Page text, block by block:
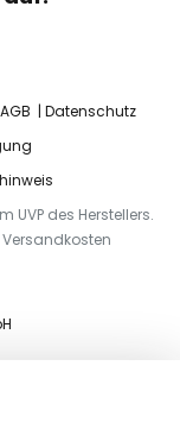
AGB
Datenschutz
UVP des Herstellers.
Versandkosten